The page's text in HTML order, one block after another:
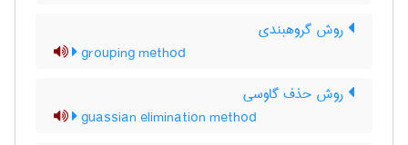
روش گروهبندی
grouping method
روش حذف گاوسی
guassian elimination method